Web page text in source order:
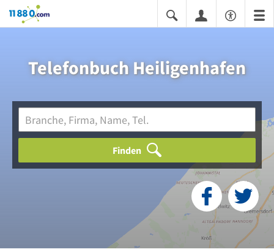
11880.com
Telefonbuch Heiligenhafen
Finden